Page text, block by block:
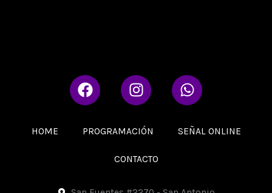
F
a
e
k
I
n
t
g
a
W
h
t
p
HOME PROGRAMACIÓN SEÑAL ONLINE
CONTACTO